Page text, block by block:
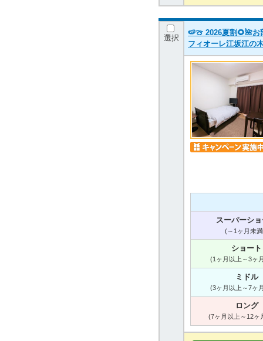
選択
🍉🍈 2026夏割🌻🌺
フィオーレ江坂江の
スーパーシ
(～1ヶ月未
ショート
(1ヶ月以上～3ヶ
ミドル
(3ヶ月以上～7ヶ
ロング
(7ヶ月以上～12ヶ